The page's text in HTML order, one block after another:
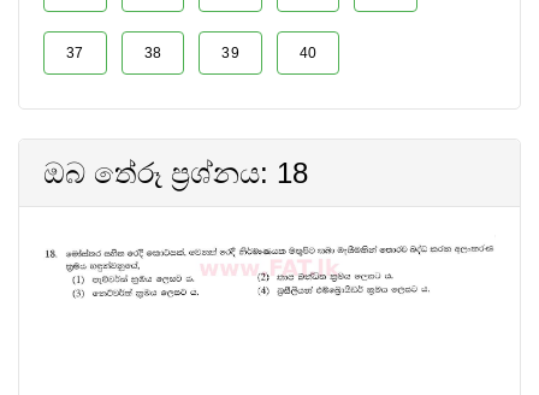
37 38 39 40
ඔබ තේරූ ප්‍රශ්නය: 18